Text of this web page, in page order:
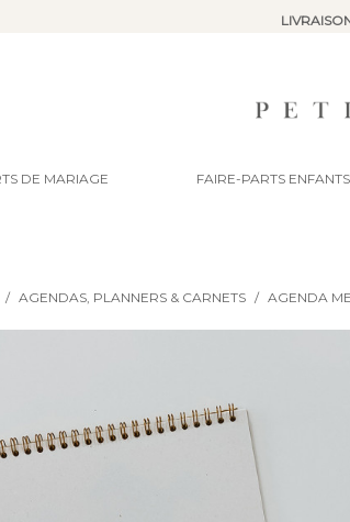
DE MARIAGE FAIRE-PARTS ENFANTS
/ AGENDAS, PLANNERS & CARNETS / AGENDA